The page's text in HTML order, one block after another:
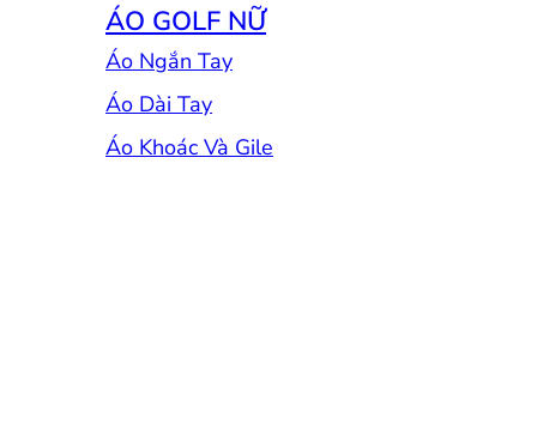
ÁO GOLF NỮ
Áo Ngắn Tay
Áo Dài Tay
Áo Khoác Và Gile